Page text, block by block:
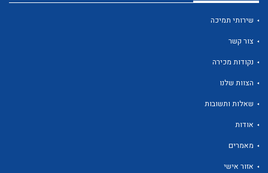
לכל מוצרי היצרןשירותי תמיכה
צור קשר
נקודות מכירה
הצוות שלנו
שאלות ותשובות
אודות
מאמרים
אזור אישי